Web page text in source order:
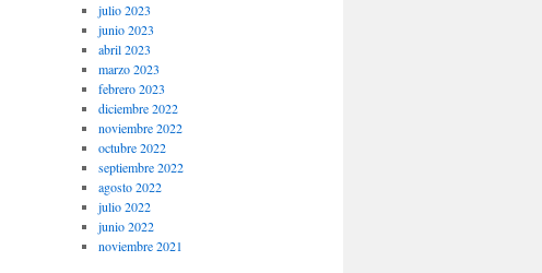
julio 2023
junio 2023
abril 2023
marzo 2023
febrero 2023
diciembre 2022
noviembre 2022
octubre 2022
septiembre 2022
agosto 2022
julio 2022
junio 2022
noviembre 2021